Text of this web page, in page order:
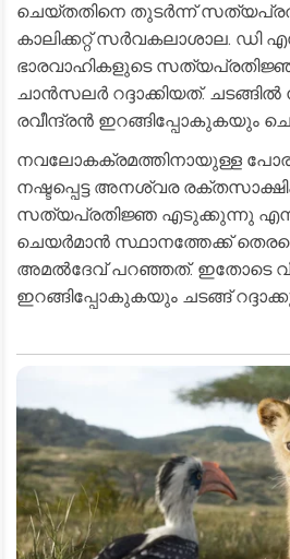
ചെയ്തതിനെ തുടർന്ന്
കാലിക്കറ്റ് സർവകലാശാല. ഡി
ഭാരവാഹികളുടെ
ചാൻസലർ റദ്ദാക്കിയത്. ചടങ്ങിൽ
രവീന്ദ്രൻ ഇറങ്ങിപ്പോകുകയും
നവലോകക്രമത്തിനായുള്ള
നഷ്ടപ്പെട്ട അനശ്വര
സത്യപ്രതിജ്ഞ എടുക്കുന്നു
ചെയർമാൻ സ്ഥാനത്തേക്ക്
അമൽദേവ് പറഞ്ഞത്. ഇതോടെ
ഇറങ്ങിപ്പോകുകയും ചടങ്ങ്